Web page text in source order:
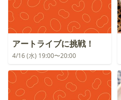
アートライブに挑戦！
4/16 (水) 19:00〜20:00